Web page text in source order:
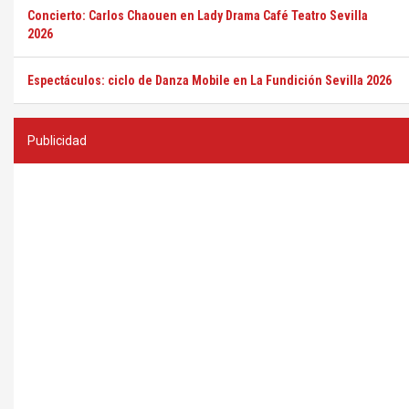
Concierto: Carlos Chaouen en Lady Drama Café Teatro Sevilla
2026
Espectáculos: ciclo de Danza Mobile en La Fundición Sevilla 2026
Publicidad